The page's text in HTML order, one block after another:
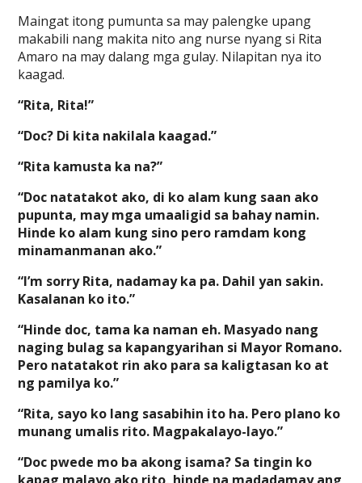
Maingat itong pumunta sa may palengke upang
makabili nang makita nito ang nurse nyang si Rita
Amaro na may dalang mga gulay. Nilapitan nya ito
kaagad.
“Rita, Rita!”
“Doc? Di kita nakilala kaagad.”
“Rita kamusta ka na?”
“Doc natatakot ako, di ko alam kung saan ako
pupunta, may mga umaaligid sa bahay namin.
Hinde ko alam kung sino pero ramdam kong
minamanmanan ako.”
“I’m sorry Rita, nadamay ka pa. Dahil yan sakin.
Kasalanan ko ito.”
“Hinde doc, tama ka naman eh. Masyado nang
naging bulag sa kapangyarihan si Mayor Romano.
Pero natatakot rin ako para sa kaligtasan ko at
ng pamilya ko.”
“Rita, sayo ko lang sasabihin ito ha. Pero plano ko
munang umalis rito. Magpakalayo-layo.”
“Doc pwede mo ba akong isama? Sa tingin ko